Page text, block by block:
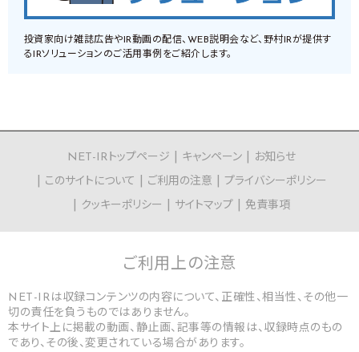
投資家向け雑誌広告やIR動画の配信、WEB説明会など、野村IRが提供す
るIRソリューションのご活用事例をご紹介します。
NET-IRトップページ キャンペーン
お知らせ
このサイトについて
ご利用の注意
プライバシーポリシー
クッキーポリシー
サイトマップ 免責事項
ご利用上の注意
NET-IRは収録コンテンツの内容について、正確性、相当性、その他一
切の責任を負うものではありません。
本サイト上に掲載の動画、静止画、記事等の情報は、収録時点のもの
であり、その後、変更されている場合があります。